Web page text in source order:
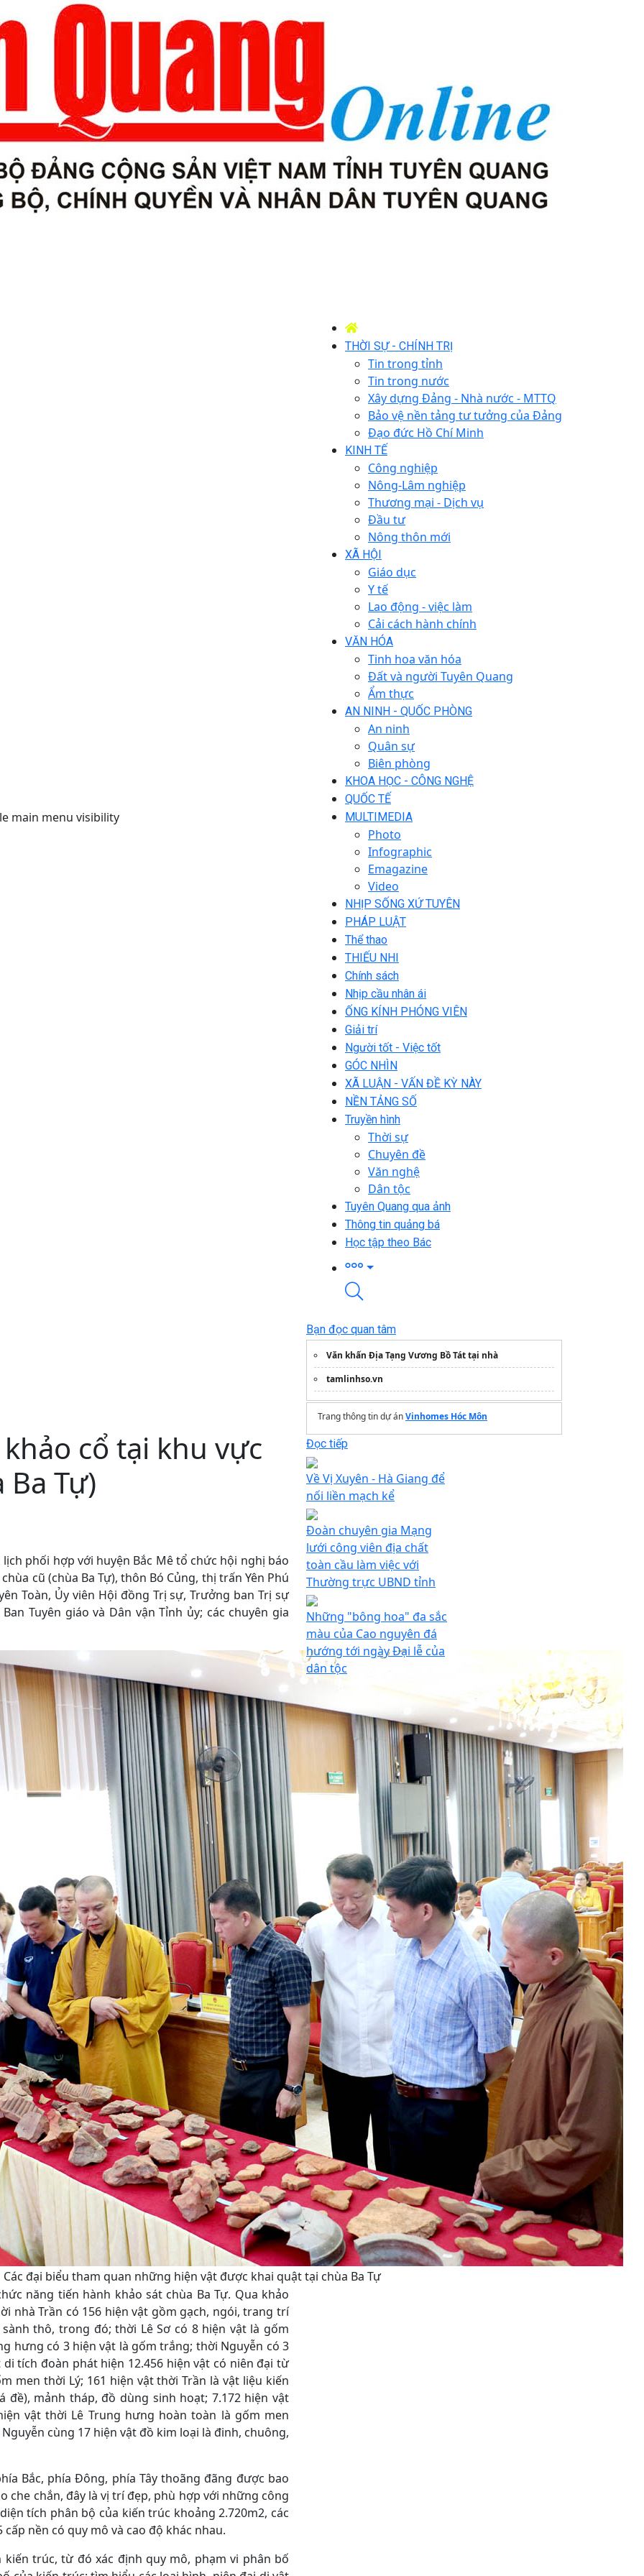
main menu visibility
THỜI SỰ - CHÍNH TRỊ
Tin trong tỉnh
Tin trong nước
Xây dựng Đảng - Nhà nước - MTTQ
Bảo vệ nền tảng tư tưởng của Đảng
Đạo đức Hồ Chí Minh
KINH TẾ
Công nghiệp
Nông-Lâm nghiệp
Thương mại - Dịch vụ
Đầu tư
Nông thôn mới
XÃ HỘI
Giáo dục
Y tế
Lao động - việc làm
Cải cách hành chính
VĂN HÓA
Tinh hoa văn hóa
Đất và người Tuyên Quang
Ẩm thực
AN NINH - QUỐC PHÒNG
An ninh
Quân sự
Biên phòng
KHOA HỌC - CÔNG NGHỆ
QUỐC TẾ
MULTIMEDIA
Photo
Infographic
Emagazine
Video
NHỊP SỐNG XỨ TUYÊN
PHÁP LUẬT
Thể thao
THIẾU NHI
Chính sách
Nhịp cầu nhân ái
ỐNG KÍNH PHÓNG VIÊN
Giải trí
Người tốt - Việc tốt
GÓC NHÌN
XÃ LUẬN - VẤN ĐỀ KỲ NÀY
NỀN TẢNG SỐ
Truyền hình
Thời sự
Chuyên đề
Văn nghệ
Dân tộc
Tuyên Quang qua ảnh
Thông tin quảng bá
Học tập theo Bác
cổ tại khu vực
Tự)
lịch phối hợp với huyện Bắc Mê tổ chức hội nghị báo
cũ (chùa Ba Tự), thôn Bó Củng, thị trấn Yên Phú
Toàn, Ủy viên Hội đồng Trị sự, Trưởng ban Trị sự
Tuyên giáo và Dân vận Tỉnh ủy; các chuyên gia
Các đại biểu tham quan những hiện vật được khai quật tại chùa Ba Tự
năng tiến hành khảo sát chùa Ba Tự. Qua khảo
nhà Trần có 156 hiện vật gồm gạch, ngói, trang trí
thô, trong đó; thời Lê Sơ có 8 hiện vật là gốm
hưng có 3 hiện vật là gốm trắng; thời Nguyễn có 3
tích đoàn phát hiện 12.456 hiện vật có niên đại từ
men thời Lý; 161 hiện vật thời Trần là vật liệu kiến
mảnh tháp, đồ dùng sinh hoạt; 7.172 hiện vật
vật thời Lê Trung hưng hoàn toàn là gốm men
cùng 17 hiện vật đồ kim loại là đinh, chuông,
Bắc, phía Đông, phía Tây thoãng đãng được bao
che chắn, đây là vị trí đẹp, phù hợp với những công
tích phân bộ của kiến trúc khoảng 2.720m2, các
nền có quy mô và cao độ khác nhau.
trúc, từ đó xác định quy mô, phạm vi phân bố
Bạn đọc quan tâm
Văn khấn Địa Tạng Vương Bồ Tát tại nhà
tamlinhso.vn
Trang thông tin dự ánVinhomes Hóc Môn
Đọc tiếp
Về Vị Xuyên - Hà Giang để
nối liền mạch kể
Đoàn chuyên gia Mạng
lưới công viên địa chất
toàn cầu làm việc với
Thường trực UBND tỉnh
Những "bông hoa" đa sắc
màu của Cao nguyên đá
hướng tới ngày Đại lễ của
dân tộc